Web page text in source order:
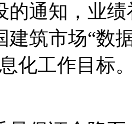
的通知，业
建筑市场“数
化工作目标